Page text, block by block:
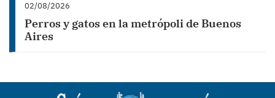
02/08/2026
Perros y gatos en la metrópoli de Buenos
Aires